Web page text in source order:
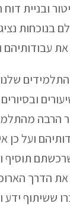
ובניית
כולם
את עבודותיהם
התלמידים
הרבה
ועל כן
תוסיף
הדרך
ששיתוף